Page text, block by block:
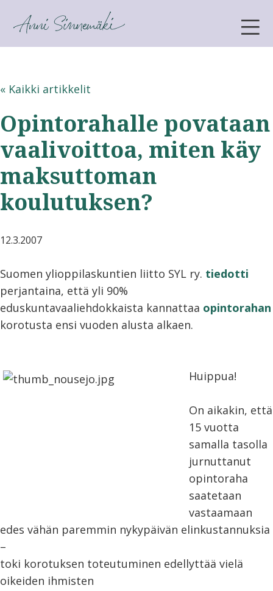
ANNI SINNEMÄKI
« Kaikki artikkelit
Opintorahalle povataan
vaalivoittoa, miten käy
maksuttoman
koulutuksen?
12.3.2007
Suomen ylioppilaskuntien liitto SYL ry. tiedotti
perjantaina, että yli 90%
eduskuntavaaliehdokkaista kannattaa opintorahan
korotusta ensi vuoden alusta alkaen.
Huippua!
On aikakin, että
15 vuotta
samalla tasolla
jurnuttanut
opintoraha
saatetaan
vastaamaan
edes vähän paremmin nykypäivän elinkustannuksia
–
toki korotuksen toteutuminen edellyttää vielä
oikeiden ihmisten